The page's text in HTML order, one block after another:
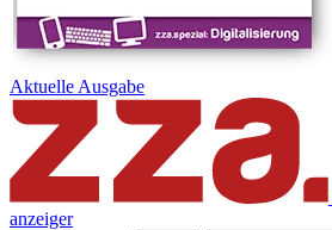
Aktuelle Ausgabe
anzeiger